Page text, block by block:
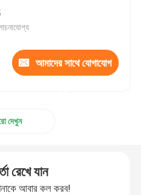
আমাদের সাথে যোগাযোগ
দেখুন
রেখে যান
আবার কল করব!